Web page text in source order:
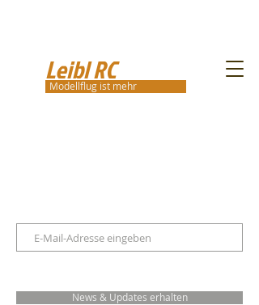
Leibl RC
Modellflug ist mehr
News & Updates erhalten